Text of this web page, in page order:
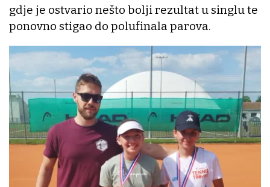
gdje je ostvario nešto bolji rezultat u singlu te
ponovno stigao do polufinala parova.